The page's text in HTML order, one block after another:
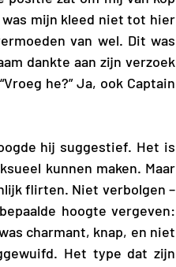
was mijn kleed niet tot hier
van wel. Dit was
dankte aan zijn verzoek
hij suggestief. Het is
kunnen maken. Maar
flirten. Niet verbolgen –
hoogte vergeven:
charmant, knap, en niet
Het type dat zijn